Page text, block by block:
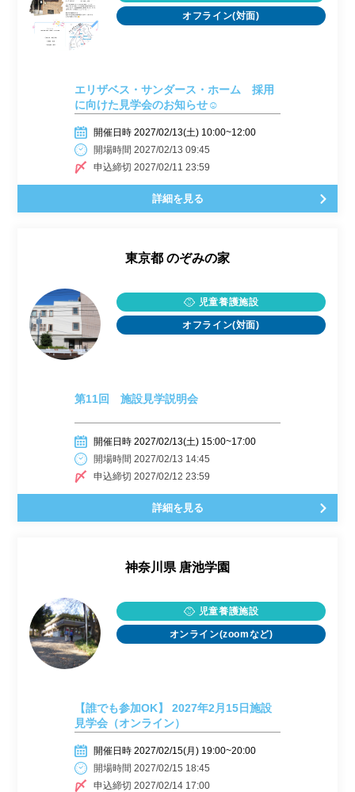
オフライン(対面)
エリザベス・サンダース・ホーム 採用
に向けた見学会のお知らせ☺
開催日時 2027/02/13(土) 10:00~12:00
開場時間 2027/02/13 09:45
申込締切 2027/02/11 23:59
詳細を見る
東京都 のぞみの家
児童養護施設
オフライン(対面)
第11回 施設見学説明会
開催日時 2027/02/13(土) 15:00~17:00
開場時間 2027/02/13 14:45
申込締切 2027/02/12 23:59
詳細を見る
神奈川県 唐池学園
児童養護施設
オンライン(zoomなど)
【誰でも参加OK】 2027年2月15日施設
見学会（オンライン）
開催日時 2027/02/15(月) 19:00~20:00
開場時間 2027/02/15 18:45
申込締切 2027/02/14 17:00